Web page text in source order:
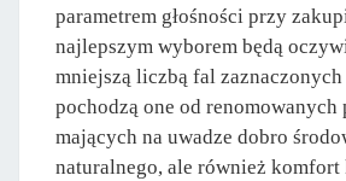
parametrem głośności przy
najlepszym wyborem będą
mniejszą liczbą fal
pochodzą one od renomowanych
mających na uwadze dobro
naturalnego, ale również